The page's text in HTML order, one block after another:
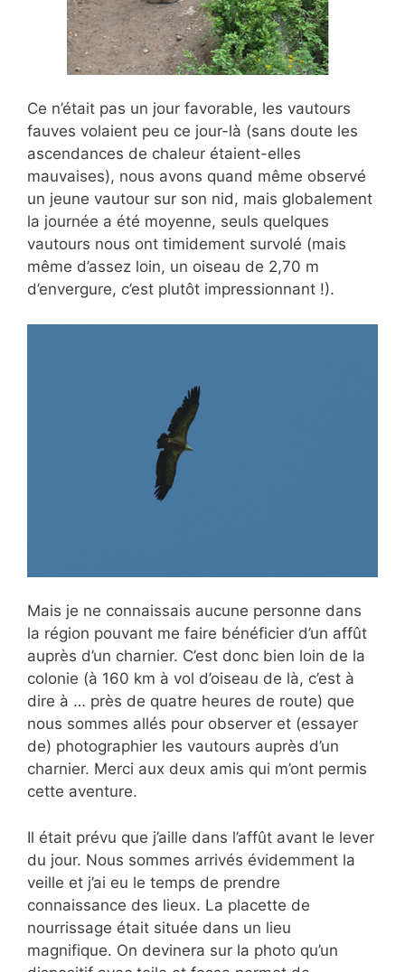
Ce n’était pas un jour favorable, les vautours
fauves volaient peu ce jour-là (sans doute les
ascendances de chaleur étaient-elles
mauvaises), nous avons quand même observé
un jeune vautour sur son nid, mais globalement
la journée a été moyenne, seuls quelques
vautours nous ont timidement survolé (mais
même d’assez loin, un oiseau de 2,70 m
d’envergure, c’est plutôt impressionnant !).
Mais je ne connaissais aucune personne dans
la région pouvant me faire bénéficier d’un affût
auprès d’un charnier. C’est donc bien loin de la
colonie (à 160 km à vol d’oiseau de là, c’est à
dire à … près de quatre heures de route) que
nous sommes allés pour observer et (essayer
de) photographier les vautours auprès d’un
charnier. Merci aux deux amis qui m’ont permis
cette aventure.
Il était prévu que j’aille dans l’affût avant le lever
du jour. Nous sommes arrivés évidemment la
veille et j’ai eu le temps de prendre
connaissance des lieux. La placette de
nourrissage était située dans un lieu
magnifique. On devinera sur la photo qu’un